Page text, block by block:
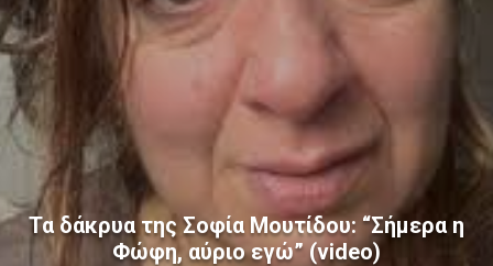
Τα δάκρυα της Σοφία Μουτίδου: “Σήμερα η
Φώφη, αύριο εγώ” (video)